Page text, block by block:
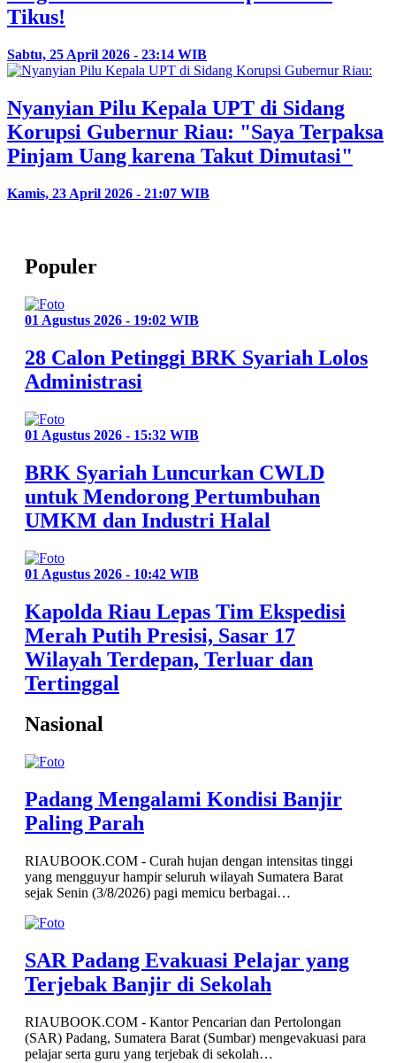
Tikus!
Sabtu, 25 April 2026 - 23:14 WIB
Nyanyian Pilu Kepala UPT di Sidang
Korupsi Gubernur Riau: "Saya Terpaksa
Pinjam Uang karena Takut Dimutasi"
Kamis, 23 April 2026 - 21:07 WIB
Populer
01 Agustus 2026 - 19:02 WIB
28 Calon Petinggi BRK Syariah Lolos
Administrasi
01 Agustus 2026 - 15:32 WIB
BRK Syariah Luncurkan CWLD
untuk Mendorong Pertumbuhan
UMKM dan Industri Halal
01 Agustus 2026 - 10:42 WIB
Kapolda Riau Lepas Tim Ekspedisi
Merah Putih Presisi, Sasar 17
Wilayah Terdepan, Terluar dan
Tertinggal
Nasional
Padang Mengalami Kondisi Banjir
Paling Parah
RIAUBOOK.COM - Curah hujan dengan intensitas tinggi
yang mengguyur hampir seluruh wilayah Sumatera Barat
sejak Senin (3/8/2026) pagi memicu berbagai…
SAR Padang Evakuasi Pelajar yang
Terjebak Banjir di Sekolah
RIAUBOOK.COM - Kantor Pencarian dan Pertolongan
(SAR) Padang, Sumatera Barat (Sumbar) mengevakuasi para
pelajar serta guru yang terjebak di sekolah…